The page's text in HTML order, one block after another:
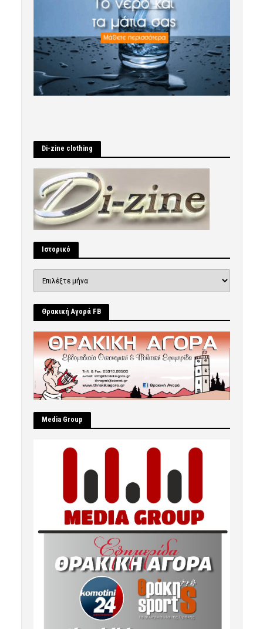
Di-zine clothing
Ιστορικό
Θρακική Αγορά FB
Μedia Group